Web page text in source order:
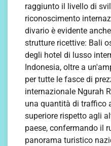
raggiunto il livello di
riconoscimento
divario è evidente
strutture ricettive: Bali
degli hotel di lusso
Indonesia, oltre a
per tutte le fasce di
internazionale Ngurah
una quantità di traffico
superiore rispetto agli
paese, confermando il
panorama turistico